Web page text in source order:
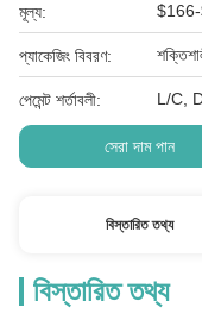
মূল্য:
প্যাকেজিং বিবরণ:
পেমেন্ট শর্তাবলী: L/C,
সেরা দাম পান
বিস্তারিত তথ্য
বিস্তারিত তথ্য